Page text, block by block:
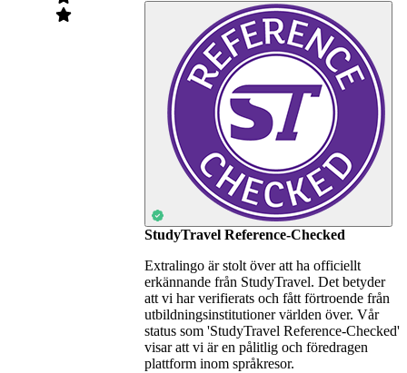
StudyTravel Reference-Checked
Extralingo är stolt över att ha officiellt
erkännande från StudyTravel. Det betyder
att vi har verifierats och fått förtroende från
utbildningsinstitutioner världen över. Vår
status som 'StudyTravel Reference-Checked'
visar att vi är en pålitlig och föredragen
plattform inom språkresor.